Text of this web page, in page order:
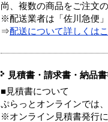
尚、複数の商品をご注文
※配送業者は「佐川急便
⇒配送について詳しくは
見積書・請求書・納品
■見積書について
ぷらっとオンラインでは
※オンライン見積書発行